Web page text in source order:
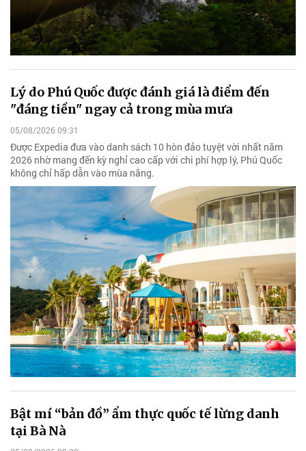
Lý do Phú Quốc được đánh giá là điểm đến
"đáng tiền" ngay cả trong mùa mưa
05/08/2026 09:31
Được Expedia đưa vào danh sách 10 hòn đảo tuyệt vời nhất năm
2026 nhờ mang đến kỳ nghỉ cao cấp với chi phí hợp lý, Phú Quốc
không chỉ hấp dẫn vào mùa nắng.
Bật mí “bản đồ” ẩm thực quốc tế lừng danh
tại Bà Nà